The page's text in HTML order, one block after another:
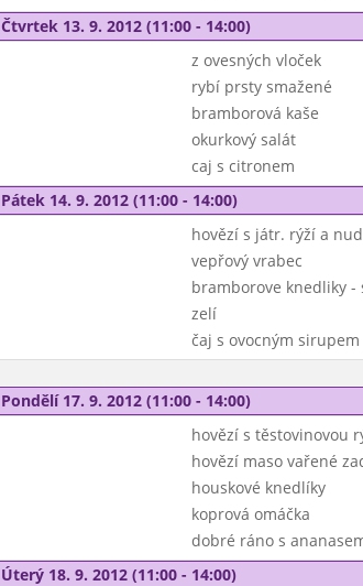
Čtvrtek 13. 9. 2012 (11:00 - 14:00)
z ovesných vloček
rybí prsty smažené
bramborová kaše
okurkový salát
caj s citronem
Pátek 14. 9. 2012 (11:00 - 14:00)
hovězí s játr. rýží a
vepřový vrabec
bramborove knedliky -
zelí
čaj s ovocným sirupem
Pondělí 17. 9. 2012 (11:00 - 14:00)
hovězí s těstovinovou
hovězí maso vařené
houskové knedlíky
koprová omáčka
dobré ráno s
Úterý 18. 9. 2012 (11:00 - 14:00)